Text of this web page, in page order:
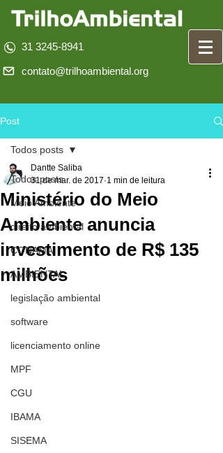
31 3245-8941
contato@trilhoambiental.org
Post
Todos posts
Meio Ambiente
direito ambiental
CONAMA
AMBIENTAL
legislação ambiental
software
licenciamento online
MPF
CGU
IBAMA
SISEMA
Todos posts
Ministério do Meio
Ambiente anuncia
investimento de R$ 135
milhões
Dantte Saliba
31 de mar. de 2017 1 min de leitura